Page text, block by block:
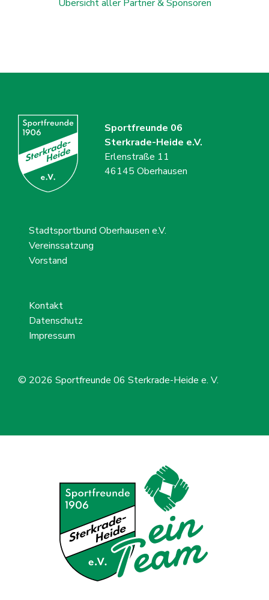
Übersicht aller Partner & Sponsoren
Sportfreunde 06
Sterkrade-Heide e.V.
Erlenstraße 11
46145 Oberhausen
Stadtsportbund Oberhausen e.V.
Vereinssatzung
Vorstand
Kontakt
Datenschutz
Impressum
© 2026 Sportfreunde 06 Sterkrade-Heide e. V.